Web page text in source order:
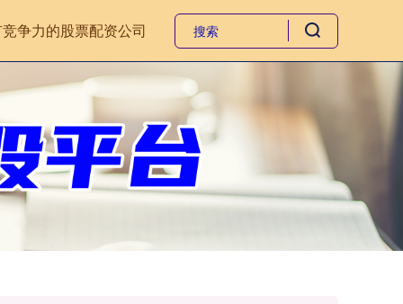
争力的股票配资公司